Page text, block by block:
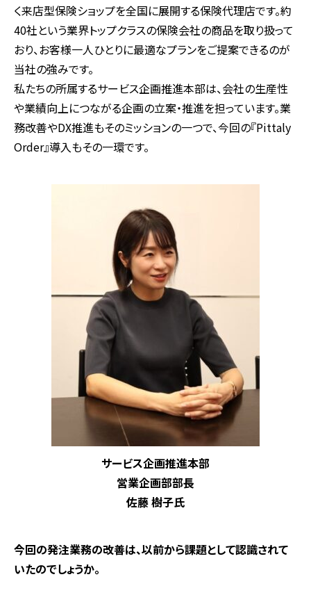
く来店型保険ショップを全国に展開する保険代理店です。約
40社という業界トップクラスの保険会社の商品を取り扱って
おり、お客様一人ひとりに最適なプランをご提案できるのが
当社の強みです。
私たちの所属するサービス企画推進本部は、会社の生産性
や業績向上につながる企画の立案・推進を担っています。業
務改善やDX推進もそのミッションの一つで、今回の『Pittaly
Order』導入もその一環です。
サービス企画推進本部
営業企画部部長
佐藤 樹子氏
―――今回の発注業務の改善は、以前から課題として認識されて
いたのでしょうか。